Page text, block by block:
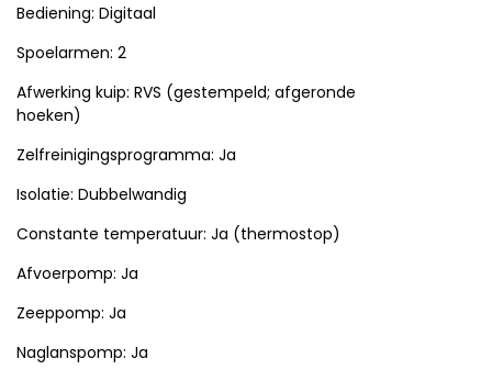
Bediening: Digitaal
Spoelarmen: 2
Afwerking kuip: RVS (gestempeld; afgeronde
hoeken)
Zelfreinigingsprogramma: Ja
Isolatie: Dubbelwandig
Constante temperatuur: Ja (thermostop)
Afvoerpomp: Ja
Zeeppomp: Ja
Naglanspomp: Ja